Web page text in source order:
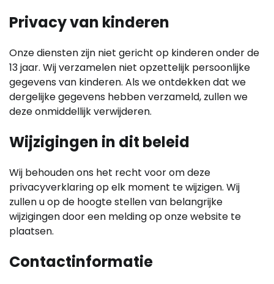
Privacy van kinderen
Onze diensten zijn niet gericht op kinderen onder de
13 jaar. Wij verzamelen niet opzettelijk persoonlijke
gegevens van kinderen. Als we ontdekken dat we
dergelijke gegevens hebben verzameld, zullen we
deze onmiddellijk verwijderen.
Wijzigingen in dit beleid
Wij behouden ons het recht voor om deze
privacyverklaring op elk moment te wijzigen. Wij
zullen u op de hoogte stellen van belangrijke
wijzigingen door een melding op onze website te
plaatsen.
Contactinformatie